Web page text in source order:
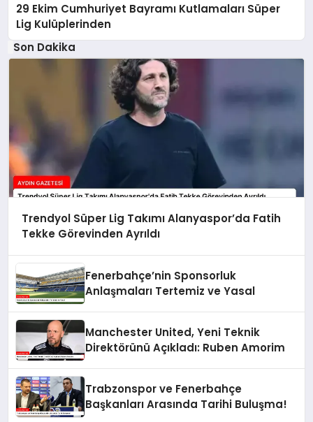
29 Ekim Cumhuriyet Bayramı Kutlamaları Süper
Lig Kulüplerinden
Son Dakika
Trendyol Süper Lig Takımı Alanyaspor’da Fatih
Tekke Görevinden Ayrıldı
Fenerbahçe’nin Sponsorluk
Anlaşmaları Tertemiz ve Yasal
Manchester United, Yeni Teknik
Direktörünü Açıkladı: Ruben Amorim
Trabzonspor ve Fenerbahçe
Başkanları Arasında Tarihi Buluşma!